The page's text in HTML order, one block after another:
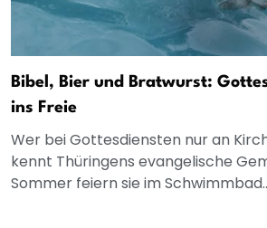
Bibel, Bier und Bratwurst:
ins Freie
Wer bei Gottesdiensten nur an
kennt Thüringens evangelische
Sommer feiern sie im